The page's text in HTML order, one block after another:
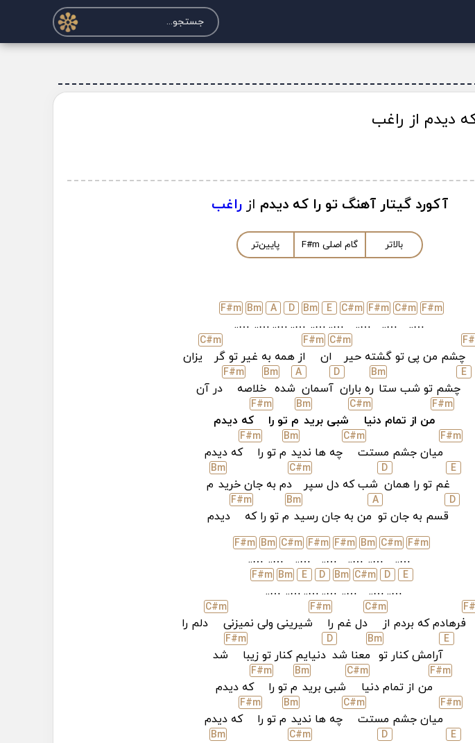
دیدم از راغب
آکورد گیتار آهنگ تو را که دیدم ازراغب
بالاتر گام اصلی F#m پایین‌تر
F#m
…..
C#m
…..
F#m
…..
C#m
…..
E
…..
Bm
…..
D
…..
A
…..
Bm
…..
F#m
F#
چشم من پی تو گشته حیر
C#m
ان
F#m
از همه به غیر تو گر
C#m
یزان
E
چشم تو شب ستا
Bm
ره باران
D
آسمان
A
شده
Bm
خلاصه
F#m
در آن
F#m
من از تمام دنیا
C#m
شبی برید
Bm
م تو را
F#m
که دیدم
F#m
میان جشم مستت
C#m
چه ها ندید
Bm
م تو را
F#m
که دیدم
E
غم تو را همان
D
شب که دل سپر
C#m
دم به جان خرید
Bm
م
D
قسم به جان تو
A
من به جان رسید
Bm
م تو را که
F#m
دیدم
F#m
…..
C#m
…..
Bm
…..
F#m
…..
F#m
…..
C#m
…..
Bm
…..
F#m
E
…..
D
…..
C#m
…..
Bm
…..
D
…..
E
…..
Bm
…..
F#m
F#
فرهادم که بردم از
C#m
دل غم را
F#m
شیرینی ولی نمیزنی
C#m
دلم را
E
آرامش کنار تو
Bm
معنا شد
D
دنیایم کنار تو زیبا
F#m
شد
F#m
من از تمام دنیا
C#m
شبی برید
Bm
م تو را
F#m
که دیدم
F#m
میان جشم مستت
C#m
چه ها ندید
Bm
م تو را
F#m
که دیدم
E
D
C#m
Bm